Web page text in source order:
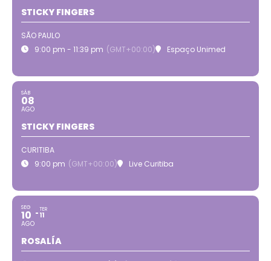
STICKY FINGERS
SÃO PAULO
9:00 pm - 11:39 pm (GMT+00:00) Espaço Unimed
SÁB
08
AGO
STICKY FINGERS
CURITIBA
9:00 pm (GMT+00:00) Live Curitiba
SEG
10
AGO
TER
11
ROSALÍA